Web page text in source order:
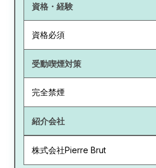
資格・経験
資格必須
受動喫煙対策
完全禁煙
紹介会社
株式会社Pierre Brut